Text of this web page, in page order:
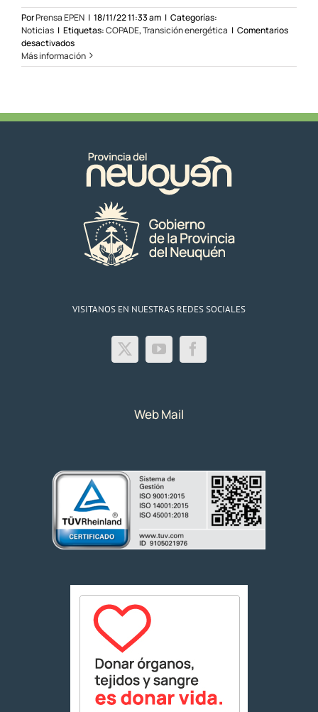
PorPrensa EPEN | 18/11/22 11:33 am | Categorías:
Noticias | Etiquetas:COPADE,Transición energética | Comentarios
desactivadosen
Reunión
de
y
Más información
VISITANOS EN NUESTRAS REDES SOCIALES
Web Mail